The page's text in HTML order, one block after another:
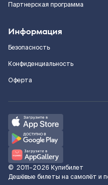
Партнерская программа
Информация
Безопасность
Конфиденциальность
Оферта
© 2011–2026 Купибилет
Дешёвые билеты на самолёт и